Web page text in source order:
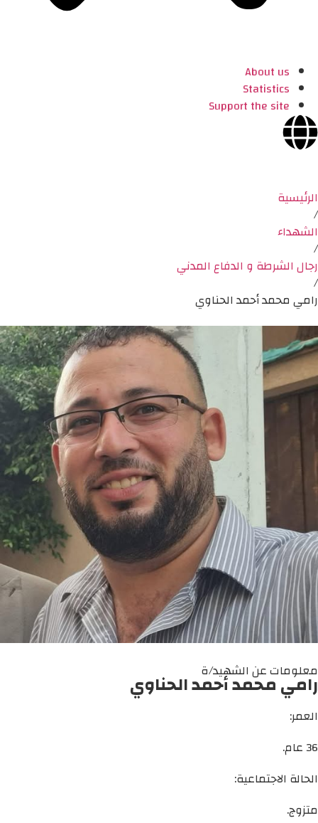
About us
Statistics
Support the site
الرئيسية
/
الشهداء
/
رجال الشرطة و الدفاع المدني
/
رامي محمد أحمد الحناوي
معلومات عن الشهيد/ة
رامي محمد أحمد الحناوي
العمر:
36 عام.
الحالة الاجتماعية:
متزوج.